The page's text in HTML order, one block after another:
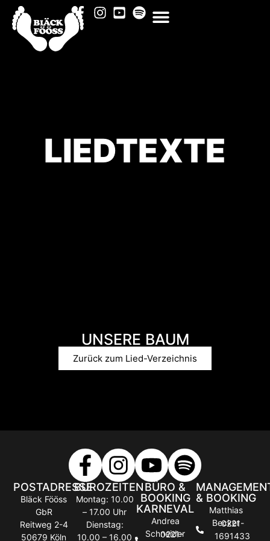
LIEDTEXTE
UNSERE BAUM
Zurück zum Lied-Verzeichnis
POSTADRESSE
Bläck Fööss
GbR
Reitweg 2-4
50679 Köln
BÜROZEITEN
Montag: 10.00
– 17.00 Uhr
Dienstag:
10.00 – 16.00
BÜRO &
BOOKING
KARNEVAL
Andrea
Schneider
0221-
& BOOKING
Matthias
Becker
0221-
1691433